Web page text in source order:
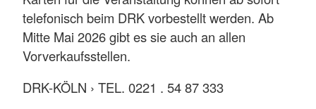
telefonisch beim DRK vorbestellt werden. Ab
Mitte Mai 2026 gibt es sie auch an allen
Vorverkaufsstellen.
DRK-KÖLN › TEL. 0221 . 54 87 333